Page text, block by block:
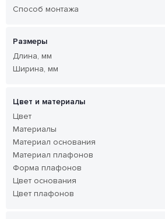
Способ монтажа
Размеры
Длина, мм
Ширина, мм
Цвет и материалы
Цвет
Материалы
Материал основания
Материал плафонов
Форма плафонов
Цвет основания
Цвет плафонов